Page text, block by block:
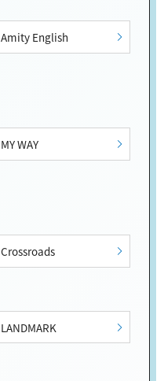
Amity English
MY WAY
Crossroads
LANDMARK